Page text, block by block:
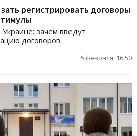
регистрировать договоры
зачем введут
договоров
5 февраля, 16:50